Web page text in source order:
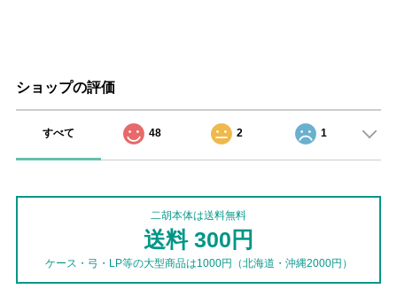
ショップの評価
すべて 48 2 1
二胡本体は送料無料
送料 300円
ケース・弓・LP等の大型商品は1000円（北海道・沖縄2000円）